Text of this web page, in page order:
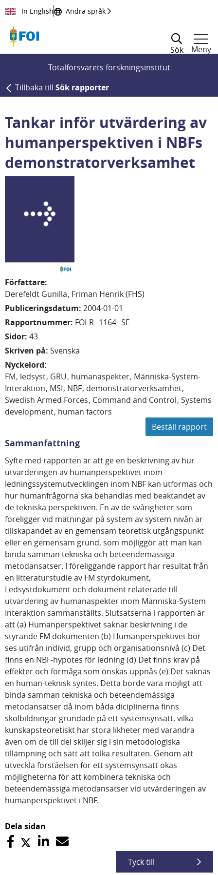
Till innehållet
In English Andra språk
Sök
Meny
Totalförsvarets forskningsinstitut
Tillbaka till Sök rapporter
Tankar inför utvärdering av
humanperspektiven i NBFs
demonstratorverksamhet
Författare:
Derefeldt Gunilla Friman Henrik (FHS)
Publiceringsdatum: 2004-01-01
Rapportnummer: FOI-R--1164--SE
Sidor: 43
Skriven på: Svenska
Nyckelord:
FM ledsyst GRU humanaspekter Människa-System-
Interaktion MSI NBF demonstratorverksamhet
Swedish Armed Forces Command and Control Systems
development human factors
Beställ rapport
Sammanfattning
Syfte med rapporten är att ge en beskrivning av hur
utvärderingen av humanperspektivet inom
ledningssystemutvecklingen inom NBF kan utformas och
hur humanfrågorna ska behandlas med beaktandet av
de tekniska perspektiven. En av de svårigheter som
föreligger vid mätningar på system av system nivån är
tillskapandet av en gemensam teoretisk utgångspunkt
eller en gemensam grund, som möjliggör att man kan
binda samman tekniska och beteendemässiga
metodansatser. I föreliggande rapport har resultat från
en litteraturstudie av FM styrdokument,
Ledsystdokument och dokument relaterade till
utvärdering av humanaspekter inom Människa-System
Interaktion sammanställts. Slutsatserna i rapporten är
att (a) Humanperspektivet saknar beskrivning i de
styrande FM dokumenten (b) Humanperspektivet bör
ses utifrån individ, grupp och organisationsnivå (c) Det
finns en NBF-hypotes för ledning (d) Det finns krav på
effekter och förmåga som önskas uppnås (e) Det saknas
en human-teknisk syntes. Detta borde vara möjligt att
binda samman tekniska och beteendemässiga
metodansatser då inom båda diciplinerna finns
skolbildningar grundade på ett systemsynsätt, vilka
kunskapsteoretiskt har stora likheter med varandra
även om de till del skiljer sig i sin metodologiska
tillämpning och sätt att tolka resultaten. Genom att
utveckla förståelsen för ett systemsynsätt ökas
möjligheterna för att kombinera tekniska och
beteendemässiga metodansatser vid utvärderingen av
humanperspektivet i NBF.
Dela sidan
Tyck till